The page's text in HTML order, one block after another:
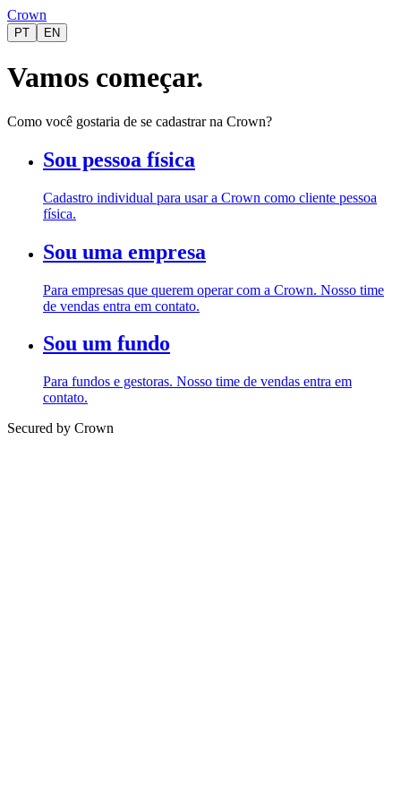
Crown
PT EN
Vamos começar.
Como você gostaria de se cadastrar na Crown?
Sou pessoa física
Cadastro individual para usar a Crown como cliente pessoa
física.
Sou uma empresa
Para empresas que querem operar com a Crown. Nosso time
de vendas entra em contato.
Sou um fundo
Para fundos e gestoras. Nosso time de vendas entra em
contato.
Secured by Crown